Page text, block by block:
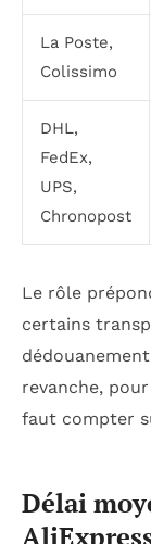
La Poste,
Colissimo
DHL,
FedEx,
UPS,
Chronopost
Le rôle
certains
revanche,
faut compter
Délai